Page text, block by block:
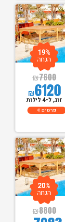
₪7600
₪6120
19%
הנחה
זוג, ל-4 לילות
פרטים
₪8800
20%
הנחה